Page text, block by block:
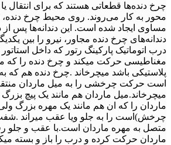
چرخ دنده‌ها قطعاتی هستند که برای انتقال
محور به کار می‌روند. روی محیط چرخ دنده،
مساوی ایجاد شده است. این دندانه‌ها پس از
دندانه‌های چرخ دنده مجاور، نیرو را بین
درب اتوماتیک پارکینگ رتور که داخل
مغناطیسی حرکت میکند و چرخ دنده را که
پلاستیکی باشد میچرخاند .چرخ دنده هم
است حرکت چرخشی را به میل ماردان منتقل
میچرخاند.میل ماردان هم مانند یک پیچ
ماردان را که ان هم مانند یک مهره بزرگ
چرخش)است را به جلو ویا عقب میراند
متصل به مهره ماردان است.با عقب و جلو
ماردان حرکت کرده و درب را باز و بسته